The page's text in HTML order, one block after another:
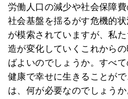
労働人口の減少や社会保障
社会基盤を揺るがす危機的
が模索されていますが、私
造が変化していくこれから
ばよいのでしょうか。すべ
健康で幸せに生きることが
は、何が必要なのでしょうか